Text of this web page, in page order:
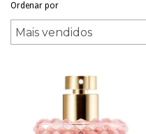
Ordenar por